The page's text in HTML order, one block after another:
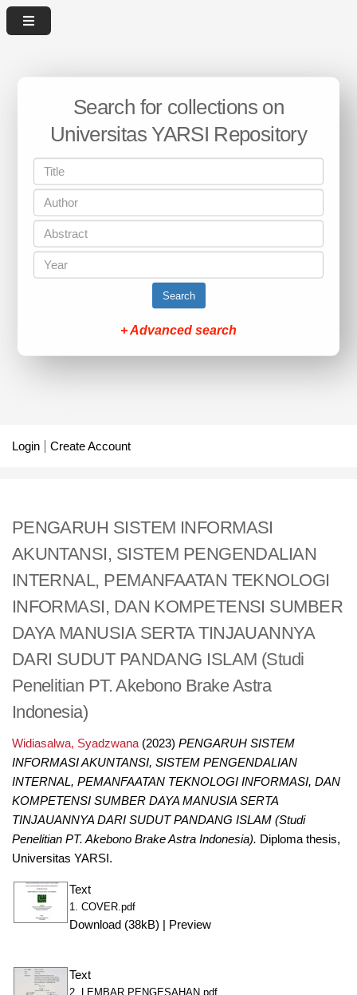
Search for collections on
Universitas YARSI Repository
Search
+ Advanced search
Login Create Account
PENGARUH SISTEM INFORMASI
AKUNTANSI, SISTEM PENGENDALIAN
INTERNAL, PEMANFAATAN TEKNOLOGI
INFORMASI, DAN KOMPETENSI SUMBER
DAYA MANUSIA SERTA TINJAUANNYA
DARI SUDUT PANDANG ISLAM (Studi
Penelitian PT. Akebono Brake Astra
Indonesia)
Widiasalwa, Syadzwana(2023) PENGARUH SISTEM
INFORMASI AKUNTANSI, SISTEM PENGENDALIAN
INTERNAL, PEMANFAATAN TEKNOLOGI INFORMASI, DAN
KOMPETENSI SUMBER DAYA MANUSIA SERTA
TINJAUANNYA DARI SUDUT PANDANG ISLAM (Studi
Penelitian PT. Akebono Brake Astra Indonesia). Diploma thesis,
Universitas YARSI.
Text
1. COVER.pdf
Download (38kB) Preview
Text
2. LEMBAR PENGESAHAN.pdf